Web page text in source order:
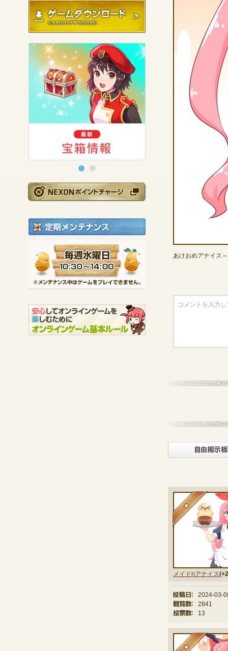
ゲームダウンロード
NEXONポイントチ
毎週水曜日 10:30
※メンテナンス中は
あけおめアナイス～
メイドnアナイス
★
投稿日：
2024-03-
観覧数：
2841
投票数：
13
★